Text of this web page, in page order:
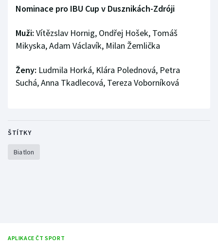
Nominace pro IBU Cup v Dusznikách-Zdróji
Muži: Vítězslav Hornig, Ondřej Hošek, Tomáš
Mikyska, Adam Václavík, Milan Žemlička
Ženy: Ludmila Horká, Klára Polednová, Petra
Suchá, Anna Tkadlecová, Tereza Voborníková
ŠTÍTKY
Biatlon
APLIKACE ČT SPORT